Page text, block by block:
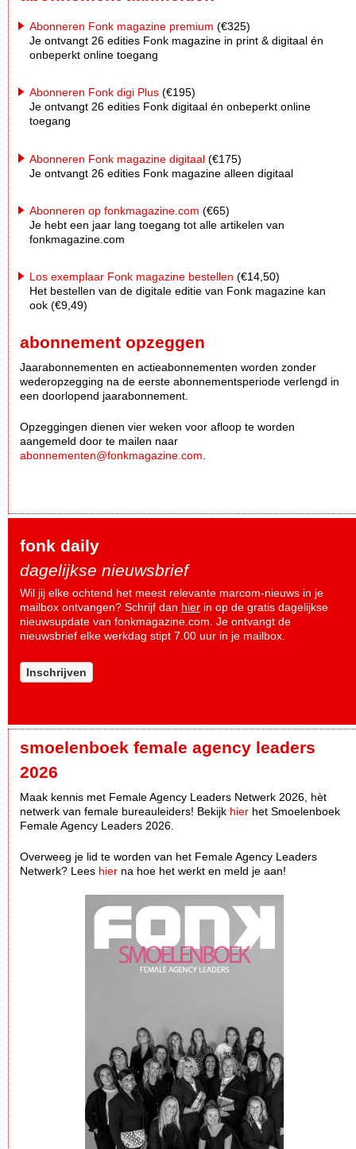
Abonneren Fonk magazine premium (€325)
Je ontvangt 26 edities Fonk magazine in print & digitaal én
onbeperkt online toegang
Abonneren Fonk digi Plus (€195)
Je ontvangt 26 edities Fonk digitaal én onbeperkt online
toegang
Abonneren Fonk magazine digitaal (€175)
Je ontvangt 26 edities Fonk magazine alleen digitaal
Abonneren op fonkmagazine.com (€65)
Je hebt een jaar lang toegang tot alle artikelen van
fonkmagazine.com
Los exemplaar Fonk magazine bestellen (€14,50)
Het bestellen van de digitale editie van Fonk magazine kan
ook (€9,49)
abonnement opzeggen
Jaarabonnementen en actieabonnementen worden zonder
wederopzegging na de eerste abonnementsperiode verlengd in
een doorlopend jaarabonnement.
Opzeggingen dienen vier weken voor afloop te worden
aangemeld door te mailen naar
abonnementen@fonkmagazine.com
fonk daily
dagelijkse nieuwsbrief
Wil jij elke ochtend het meest relevante marcom-nieuws in je
mailbox ontvangen? Schrijf dan hier in op de gratis dagelijkse
nieuwsupdate van fonkmagazine.com. Je ontvangt de
nieuwsbrief elke werkdag stipt 7.00 uur in je mailbox.
Inschrijven
smoelenboek female agency leaders
2026
Maak kennis met Female Agency Leaders Netwerk 2026, hèt
netwerk van female bureauleiders! Bekijk hier het Smoelenboek
Female Agency Leaders 2026.
Overweeg je lid te worden van het Female Agency Leaders
Netwerk? Lees hier na hoe het werkt en meld je aan!